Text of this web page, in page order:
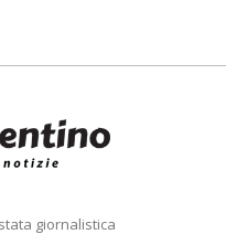
giornalistica